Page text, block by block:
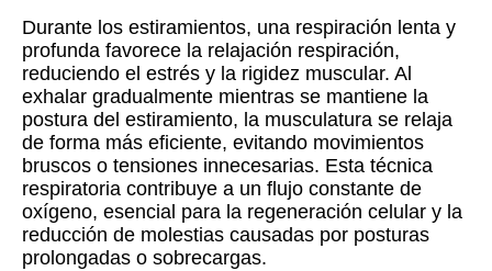
Durante los estiramientos, una respiración lenta y
profunda favorece la relajación respiración,
reduciendo el estrés y la rigidez muscular. Al
exhalar gradualmente mientras se mantiene la
postura del estiramiento, la musculatura se relaja
de forma más eficiente, evitando movimientos
bruscos o tensiones innecesarias. Esta técnica
respiratoria contribuye a un flujo constante de
oxígeno, esencial para la regeneración celular y la
reducción de molestias causadas por posturas
prolongadas o sobrecargas.